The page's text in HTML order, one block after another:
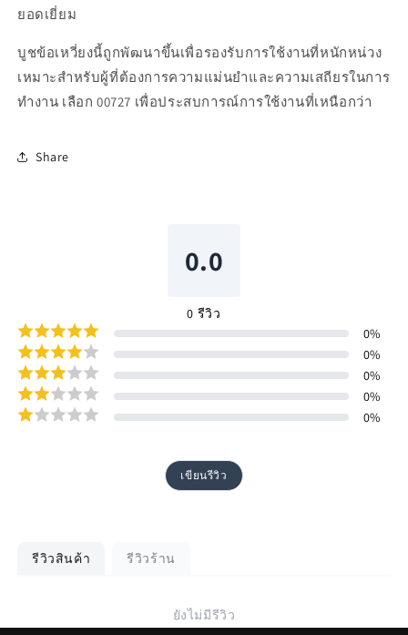
ยอดเยี่ยม
บูชข้อเหวี่ยงนี้ถูกพัฒนาขึ้นเพื่อรองรับการใช้งานที่หนักหน่วง
เหมาะสำหรับผู้ที่ต้องการความแม่นยำและความเสถียรในการ
ทำงาน เลือก 00727 เพื่อประสบการณ์การใช้งานที่เหนือกว่า
Share
0.0
0 รีวิว
0%
0%
0%
0%
0%
เขียนรีวิว
รีวิวสินค้า รีวิวร้าน
ยังไม่มีรีวิว